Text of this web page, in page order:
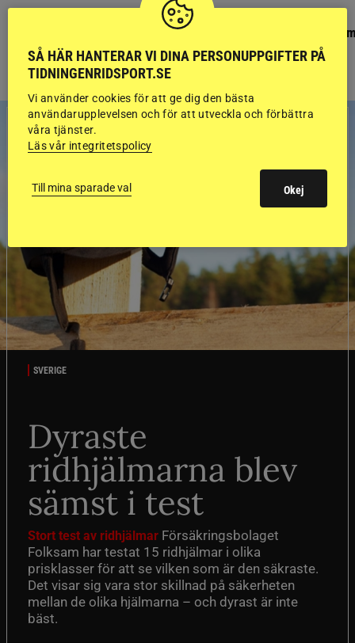
Ponnypappan: Kärlek från första gnägget Finaldag med
SVERIGE
Dyraste
ridhjälmarna blev
sämst i test
Stort test av ridhjälmar Försäkringsbolaget
Folksam har testat 15 ridhjälmar i olika
prisklasser för att se vilken som är den säkraste.
Det visar sig vara stor skillnad på säkerheten
mellan de olika hjälmarna – och dyrast är inte
bäst.
SÅ HÄR HANTERAR VI DINA PERSONUPPGIFTER PÅ
TIDNINGENRIDSPORT.SE
Vi använder cookies för att ge dig den bästa
användarupplevelsen och för att utveckla och förbättra
våra tjänster.
Läs vår integritetspolicy
Till mina sparade val Okej